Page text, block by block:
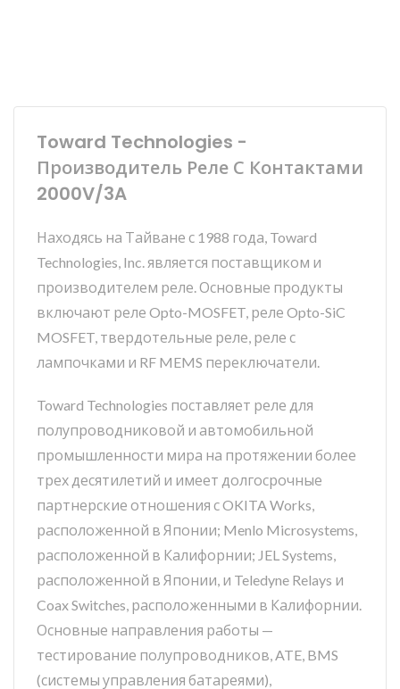
Toward Technologies -
Производитель Реле С Контактами
2000V/3A
Находясь на Тайване с 1988 года, Toward
Technologies, Inc. является поставщиком и
производителем реле. Основные продукты
включают реле Opto-MOSFET, реле Opto-SiC
MOSFET, твердотельные реле, реле с
лампочками и RF MEMS переключатели.
Toward Technologies поставляет реле для
полупроводниковой и автомобильной
промышленности мира на протяжении более
трех десятилетий и имеет долгосрочные
партнерские отношения с OKITA Works,
расположенной в Японии; Menlo Microsystems,
расположенной в Калифорнии; JEL Systems,
расположенной в Японии, и Teledyne Relays и
Coax Switches, расположенными в Калифорнии.
Основные направления работы —
тестирование полупроводников, ATE, BMS
(системы управления батареями),